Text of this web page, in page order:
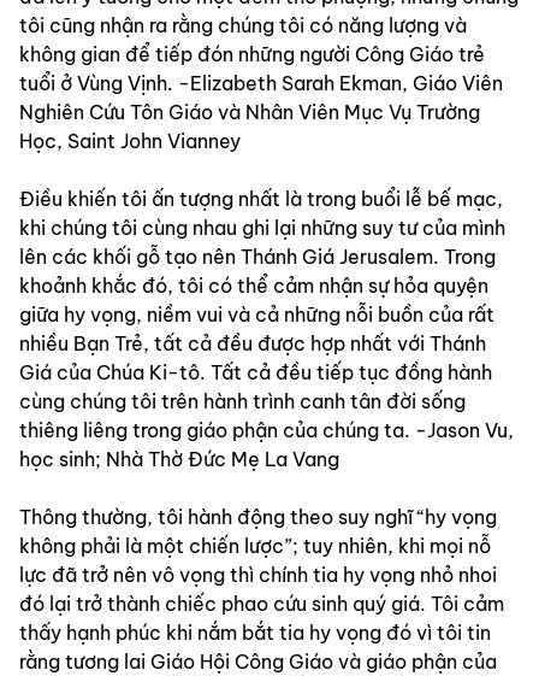
tôi cũng nhận ra rằng chúng tôi có năng lượng và
không gian để tiếp đón những người Công Giáo trẻ
tuổi ở Vùng Vịnh. -Elizabeth Sarah Ekman, Giáo Viên
Nghiên Cứu Tôn Giáo và Nhân Viên Mục Vụ Trường
Học, Saint John Vianney
Điều khiến tôi ấn tượng nhất là trong buổi lễ bế mạc,
khi chúng tôi cùng nhau ghi lại những suy tư của mình
lên các khối gỗ tạo nên Thánh Giá Jerusalem. Trong
khoảnh khắc đó, tôi có thể cảm nhận sự hỏa quyện
giữa hy vọng, niềm vui và cả những nỗi buồn của rất
nhiều Bạn Trẻ, tất cả đều được hợp nhất với Thánh
Giá của Chúa Ki-tô. Tất cả đều tiếp tục đồng hành
cùng chúng tôi trên hành trình canh tân đời sống
thiêng liêng trong giáo phận của chúng ta. -Jason Vu,
học sinh; Nhà Thờ Đức Mẹ La Vang
Thông thường, tôi hành động theo suy nghĩ “hy vọng
không phải là một chiến lược”; tuy nhiên, khi mọi nỗ
lực đã trở nên vô vọng thì chính tia hy vọng nhỏ nhoi
đó lại trở thành chiếc phao cứu sinh quý giá. Tôi cảm
thấy hạnh phúc khi nắm bắt tia hy vọng đó vì tôi tin
rằng tương lai Giáo Hội Công Giáo và giáo phận của